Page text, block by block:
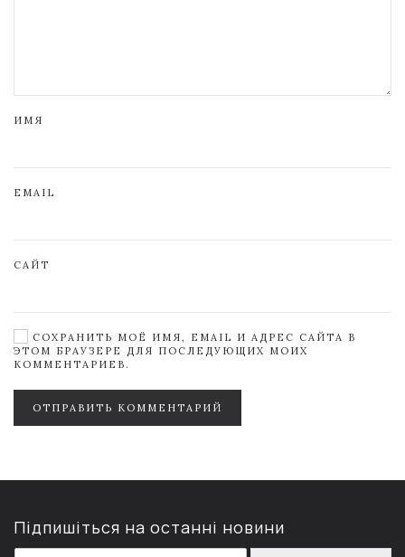
ИМЯ
EMAIL
САЙТ
СОХРАНИТЬ МОЁ ИМЯ, EMAIL И АДРЕС САЙТА В
ЭТОМ БРАУЗЕРЕ ДЛЯ ПОСЛЕДУЮЩИХ МОИХ
КОММЕНТАРИЕВ.
ОТПРАВИТЬ КОММЕНТАРИЙ
Підпишіться на останні новини